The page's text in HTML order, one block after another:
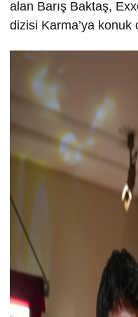
alan Barış Baktaş,
dizisi Karma’ya konuk